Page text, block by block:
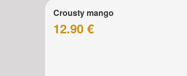
Crousty mango
12.90 €